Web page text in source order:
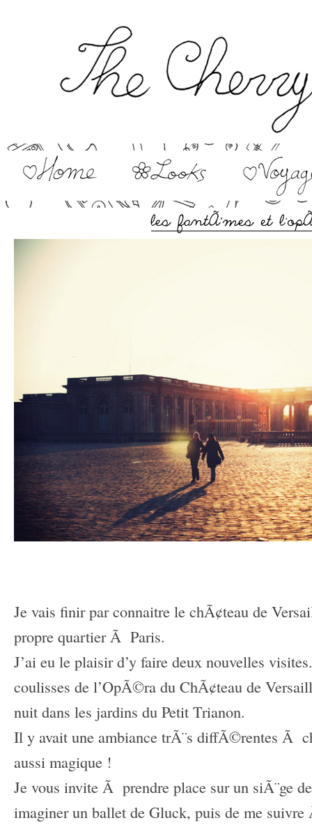
Je vais finir par connaitre le chÃ¢teau de
propre quartier Ã Paris.
J’ai eu le plaisir d’y faire deux nouvelles
coulisses de l’OpÃ©ra du ChÃ¢teau de
nuit dans les jardins du Petit Trianon.
Il y avait une ambiance trÃ¨s diffÃ©rentes Ã
aussi magique !
Je vous invite Ã prendre place sur un siÃ¨ge
imaginer un ballet de Gluck, puis de me